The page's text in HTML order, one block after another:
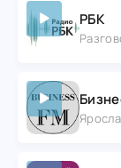
РБК